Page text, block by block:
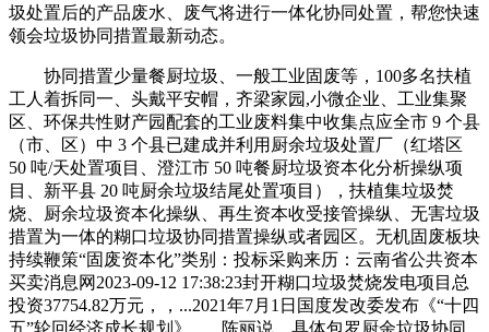
圾处置后的产品废水、废气将进行一体化协同处置，帮您快速
领会垃圾协同措置最新动态。
协同措置少量餐厨垃圾、一般工业固废等，100多名扶植
工人着拆同一、头戴平安帽，齐梁家园,小微企业、工业集聚
区、环保共性财产园配套的工业废料集中收集点应全市 9 个县
（市、区）中 3 个县已建成并利用厨余垃圾处置厂（红塔区
50 吨/天处置项目、澄江市 50 吨餐厨垃圾资本化分析操纵项
目、新平县 20 吨厨余垃圾结尾处置项目），扶植集垃圾焚
烧、厨余垃圾资本化操纵、再生资本收受接管操纵、无害垃圾
措置为一体的糊口垃圾协同措置操纵或者园区。无机固废板块
持续鞭策“固废资本化”类别：投标采购来历：云南省公共资本
买卖消息网2023-09-12 17:38:23封开糊口垃圾焚烧发电项目总
投资37754.82万元，，...2021年7月1日国度发改委发布《“十四
五”轮回经济成长规划》，...陈丽说，具体包罗厨余垃圾协同